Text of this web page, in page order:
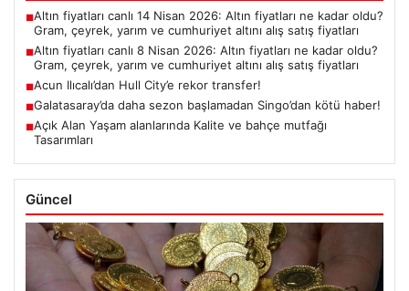
■Altın fiyatları canlı 14 Nisan 2026: Altın fiyatları ne kadar oldu?
Gram, çeyrek, yarım ve cumhuriyet altını alış satış fiyatları
■Altın fiyatları canlı 8 Nisan 2026: Altın fiyatları ne kadar oldu?
Gram, çeyrek, yarım ve cumhuriyet altını alış satış fiyatları
■Acun Ilıcalı’dan Hull City’e rekor transfer!
■Galatasaray’da daha sezon başlamadan Singo’dan kötü haber!
■Açık Alan Yaşam alanlarında Kalite ve bahçe mutfağı
Tasarımları
Güncel